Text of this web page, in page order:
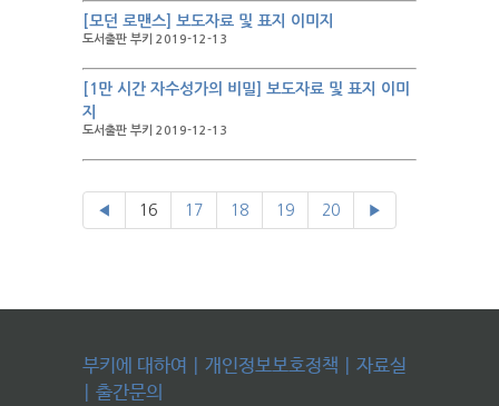
[모던 로맨스] 보도자료 및 표지 이미지
도서출판 부키 2019-12-13
[1만 시간 자수성가의 비밀] 보도자료 및 표지 이미
지
도서출판 부키 2019-12-13
◀ 16 17 18 19 20 ▶
부키에 대하여 개인정보보호정책
자료실
출간문의